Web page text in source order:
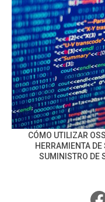
CÓMO UTILIZAR
HERRAMIENTA
SUMINISTRO DE